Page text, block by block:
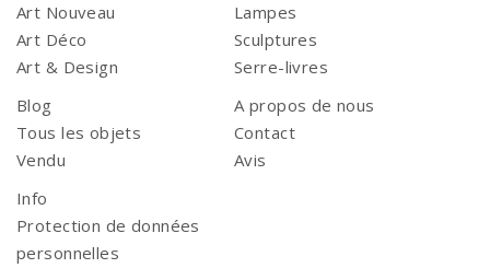
Art Nouveau
Art Déco
Art & Design
Lampes
Sculptures
Serre-livres
Blog
Tous les objets
Vendu
A propos de nous
Contact
Avis
Info
Protection de données
personnelles